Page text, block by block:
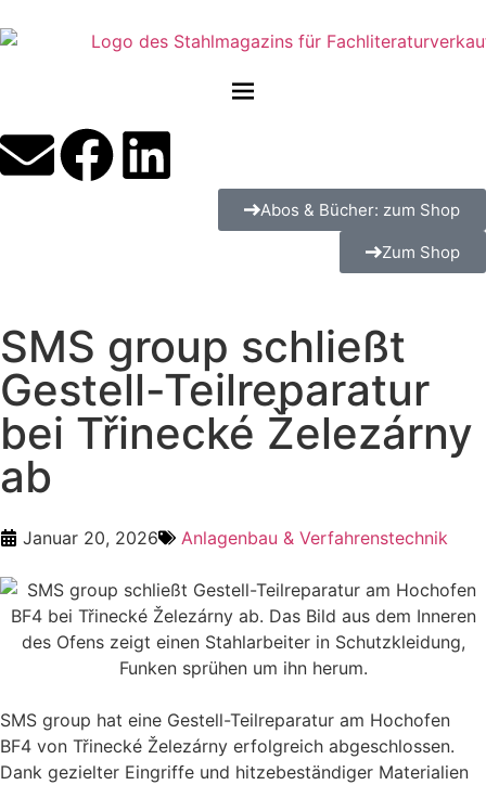
Abos & Bücher: zum Shop
Zum Shop
SMS group schließt
Gestell-Teilreparatur
bei Třinecké Železárny
ab
Januar 20, 2026 Anlagenbau & Verfahrenstechnik
SMS group hat eine Gestell-Teilreparatur am Hochofen
BF4 von Třinecké Železárny erfolgreich abgeschlossen.
Dank gezielter Eingriffe und hitzebeständiger Materialien